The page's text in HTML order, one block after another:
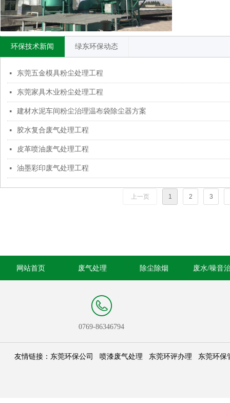
环保技术新闻 绿东环保动态
넷 东莞五金模具粉尘处理工程
넷 东莞家具木业粉尘处理工程
넷 建材水泥车间粉尘治理温布袋除尘器方案
넷 胶水复合废气处理工程
넷 皮革喷油废气处理工程
넷 油墨彩印废气处理工程
上一页 1 2 3
网站首页 废气处理 除尘除烟 废水/噪音
0769-86346794
友情链接： 东莞环保公司 喷漆废气处理 东莞环评办理 东莞环保